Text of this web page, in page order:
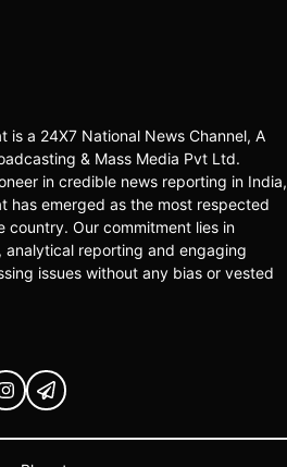
is a 24X7 National News Channel, A
& Mass Media Pvt Ltd.
in credible news reporting in India,
has emerged as the most respected
country. Our commitment lies in
reporting and engaging
issues without any bias or vested